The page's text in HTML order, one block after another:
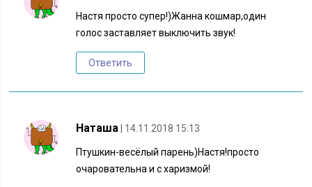
Настя просто супер!)Жанна кошмар,один
голос заставляет выключить звук!
Ответить
Наташа | 14.11.2018 15:13
Птушкин-весёлый парень)Настя!просто
очаровательна и с харизмой!